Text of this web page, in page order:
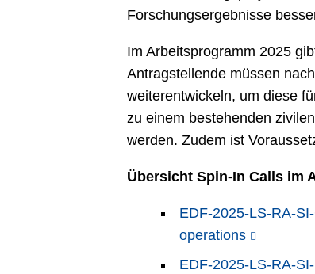
Forschungsergebnisse
Im Arbeitsprogramm 2025
Antragstellende müssen
weiterentwickeln, um diese
zu einem bestehenden
werden. Zudem ist
Übersicht Spin-In Calls im
EDF-2025-LS-RA-
operations
EDF-2025-LS-RA-